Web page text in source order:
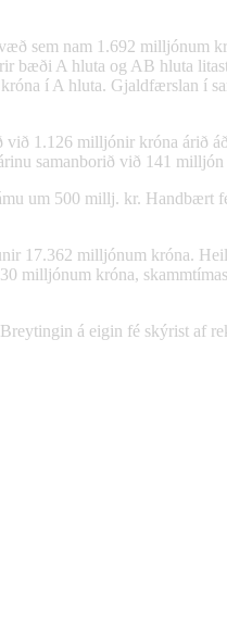
sem nam 1.692 milljónum
bæði A hluta og AB hluta
í A hluta. Gjaldfærslan í
1.126 milljónir króna árið
samanborið við 141
um 500 millj. kr.
17.362 milljónum króna.
milljónum króna,
á eigin fé skýrist af